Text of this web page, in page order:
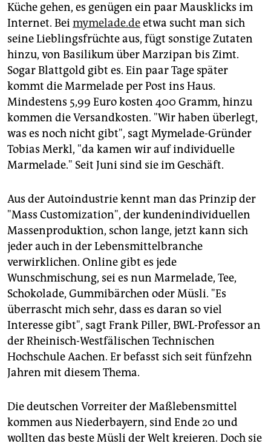
Küche gehen, es genügen ein paar Mausklicks im
Internet. Beimymelade.deetwa sucht man sich
seine Lieblingsfrüchte aus, fügt sonstige Zutaten
hinzu, von Basilikum über Marzipan bis Zimt.
Sogar Blattgold gibt es. Ein paar Tage später
kommt die Marmelade per Post ins Haus.
Mindestens 5,99 Euro kosten 400 Gramm, hinzu
kommen die Versandkosten. "Wir haben überlegt,
was es noch nicht gibt", sagt Mymelade-Gründer
Tobias Merkl, "da kamen wir auf individuelle
Marmelade." Seit Juni sind sie im Geschäft.
Aus der Autoindustrie kennt man das Prinzip der
"Mass Customization", der kundenindividuellen
Massenproduktion, schon lange, jetzt kann sich
jeder auch in der Lebensmittelbranche
verwirklichen. Online gibt es jede
Wunschmischung, sei es nun Marmelade, Tee,
Schokolade, Gummibärchen oder Müsli. "Es
überrascht mich sehr, dass es daran so viel
Interesse gibt", sagt Frank Piller, BWL-Professor an
der Rheinisch-Westfälischen Technischen
Hochschule Aachen. Er befasst sich seit fünfzehn
Jahren mit diesem Thema.
Die deutschen Vorreiter der Maßlebensmittel
kommen aus Niederbayern, sind Ende 20 und
wollten das beste Müsli der Welt kreieren. Doch sie